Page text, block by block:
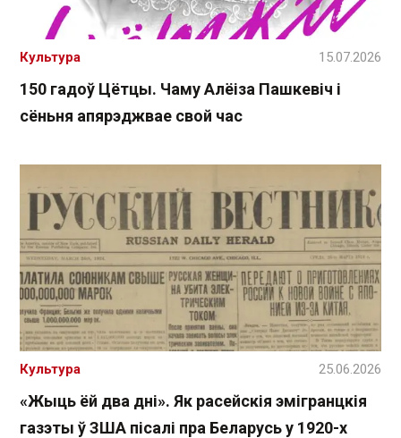
150 гадоў Цётцы. Чаму Алёіза Пашкевіч і
сёньня апярэджвае свой час
Культура 15.07.2026
«Жыць ёй два дні». Як расейскія эмігранцкія
газэты ў ЗША пісалі пра Беларусь у 1920-х
Культура 25.06.2026